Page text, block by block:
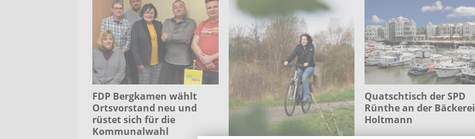
FDP Bergkamen wählt
Ortsvorstand neu und
rüstet sich für die
Kommunalwahl
Quatschtisch der SPD
Rünthe an der Bäckerei
Holtmann